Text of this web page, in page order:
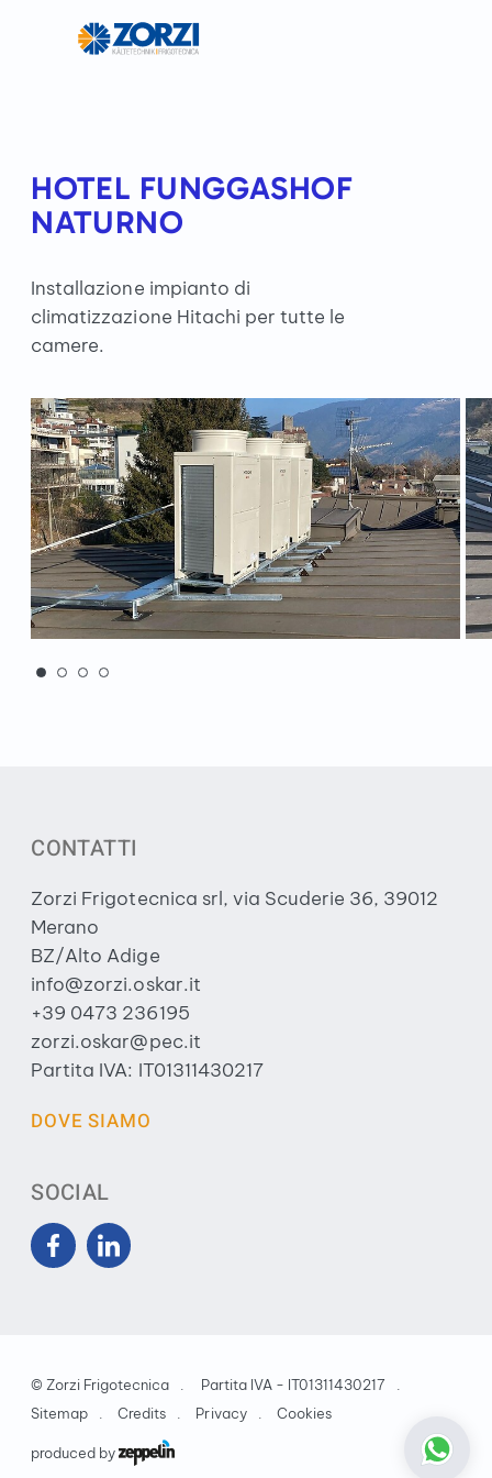
HOTEL FUNGGASHOF
NATURNO
Installazione impianto di
climatizzazione Hitachi per tutte le
camere.
CONTATTI
Zorzi Frigotecnica srl, via Scuderie 36, 39012
Merano
BZ/Alto Adige
info@zorzi.oskar.it
+39 0473 236195
zorzi.oskar@pec.it
Partita IVA: IT01311430217
DOVE SIAMO
SOCIAL
©Zorzi Frigotecnica
Partita IVA - IT01311430217
Sitemap
Credits Privacy Cookies
produced by